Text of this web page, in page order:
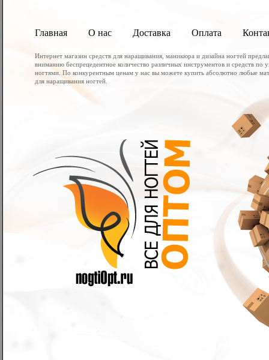
Главная О нас Доставка Оплата
Интернет магазин средств для наращивания, маникюра и дизайна ногтей
вниманию беспрецедентное количество различных инструментов и средств по
ногтями. По конкурентным ценам у нас вы можете купить абсолютно любые
для наращивания ногтей.